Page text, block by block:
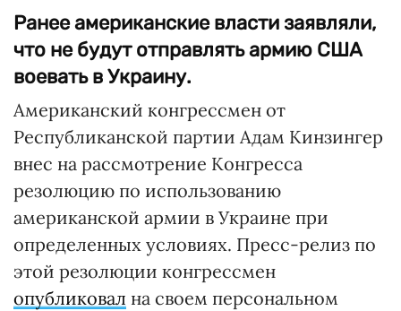
Ранее американские власти заявляли,
что не будут отправлять армию США
воевать в Украину.
Американский конгрессмен от
Республиканской партии Адам Кинзингер
внес на рассмотрение Конгресса
резолюцию по использованию
американской армии в Украине при
определенных условиях. Пресс-релиз по
этой резолюции конгрессмен
опубликовал на своем персональном